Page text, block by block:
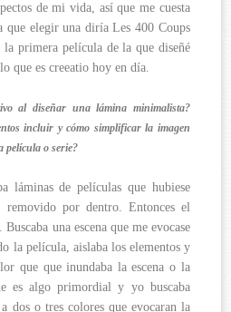
de mi vida, así que me cuesta
que elegir una diría Les 400 Coups
primera película de la que diseñé
que es creeatio hoy en día.
al diseñar una lámina minimalista?
incluir y cómo simplificar la imagen
película o serie?
láminas de películas que hubiese
por dentro. Entonces el
una escena que me evocase
la película, aislaba los elementos y
que que inundaba la escena o la
es algo primordial y yo buscaba
dos o tres colores que evocaran la